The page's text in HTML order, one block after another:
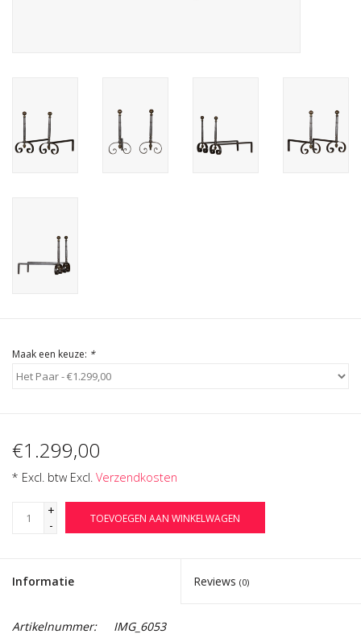
Login
Maak een keuze: *
€1.299,00
* Excl. btw Excl. Verzendkosten
+
-
TOEVOEGEN AAN WINKELWAGEN
Informatie Reviews (0)
Artikelnummer:
IMG_6053